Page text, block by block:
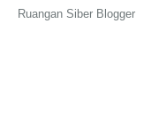
Ruangan Siber Blogger